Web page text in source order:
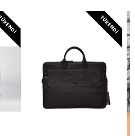
TÜKENDI